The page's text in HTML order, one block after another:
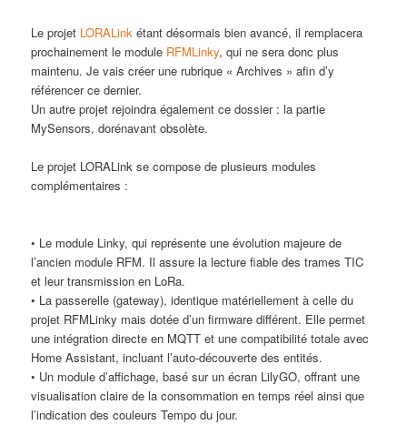
Le projet LORALink étant désormais bien avancé, il remplacera
prochainement le module RFMLinky, qui ne sera donc plus
maintenu. Je vais créer une rubrique « Archives » afin d’y
référencer ce dernier.
Un autre projet rejoindra également ce dossier : la partie
MySensors, dorénavant obsolète.
Le projet LORALink se compose de plusieurs modules
complémentaires :
• Le module Linky, qui représente une évolution majeure de
l’ancien module RFM. Il assure la lecture fiable des trames TIC
et leur transmission en LoRa.
• La passerelle (gateway), identique matériellement à celle du
projet RFMLinky mais dotée d’un firmware différent. Elle permet
une intégration directe en MQTT et une compatibilité totale avec
Home Assistant, incluant l’auto-découverte des entités.
• Un module d’affichage, basé sur un écran LilyGO, offrant une
visualisation claire de la consommation en temps réel ainsi que
l’indication des couleurs Tempo du jour.